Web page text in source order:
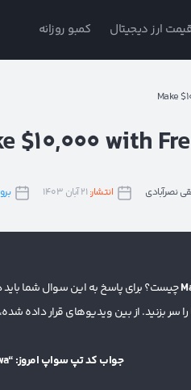
قیمت ارز دیجیتال کمبو روزانه
نصرآبادی انتشار:۲۱ آبان ۱۴۰۳
چیست؟ برای پاسخ به این سوال شما باید
را سر بزنید. از بین ویدیوهای قرار داده
جواب کد تپ سواپ امروز: “3y9wa”